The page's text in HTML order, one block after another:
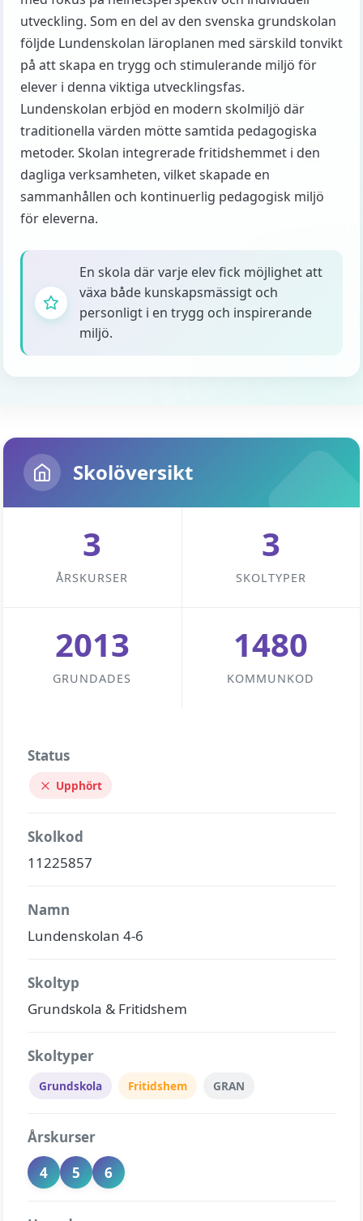
utveckling. Som en del av den svenska grundskolan
följde Lundenskolan läroplanen med särskild tonvikt
på att skapa en trygg och stimulerande miljö för
elever i denna viktiga utvecklingsfas.
Lundenskolan erbjöd en modern skolmiljö där
traditionella värden mötte samtida pedagogiska
metoder. Skolan integrerade fritidshemmet i den
dagliga verksamheten, vilket skapade en
sammanhållen och kontinuerlig pedagogisk miljö
för eleverna.
En skola där varje elev fick möjlighet att
växa både kunskapsmässigt och
personligt i en trygg och inspirerande
miljö.
Skolöversikt
3
ÅRSKURSER
3
SKOLTYPER
2013
GRUNDADES
1480
KOMMUNKOD
Status
Upphört
Skolkod
11225857
Namn
Lundenskolan 4-6
Skoltyp
Grundskola & Fritidshem
Skoltyper
Grundskola Fritidshem GRAN
Årskurser
4
5 6